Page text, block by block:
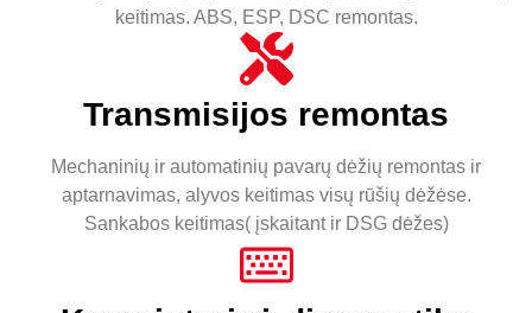
keitimas. ABS, ESP, DSC remontas.
Transmisijos remontas
Mechaninių ir automatinių pavarų dėžių remontas ir
aptarnavimas, alyvos keitimas visų rūšių dėžėse.
Sankabos keitimas( įskaitant ir DSG dėžes)